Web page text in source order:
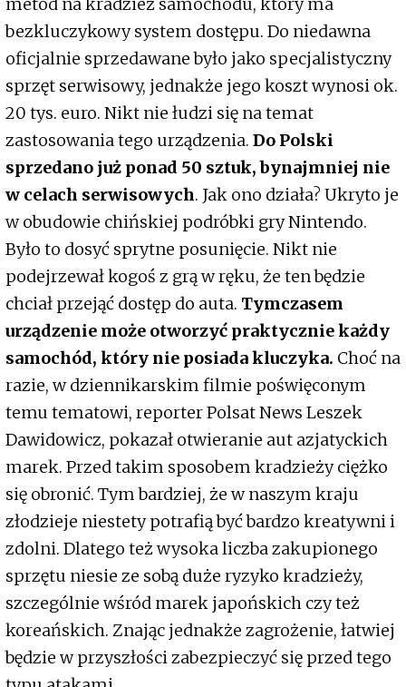
bezkluczykowy system dostępu. Do niedawna
oficjalnie sprzedawane było jako specjalistyczny
sprzęt serwisowy, jednakże jego koszt wynosi ok.
20 tys. euro. Nikt nie łudzi się na temat
zastosowania tego urządzenia. Do Polski
sprzedano już ponad 50 sztuk, bynajmniej nie
w celach serwisowych. Jak ono działa? Ukryto je
w obudowie chińskiej podróbki gry Nintendo.
Było to dosyć sprytne posunięcie. Nikt nie
podejrzewał kogoś z grą w ręku, że ten będzie
chciał przejąć dostęp do auta. Tymczasem
urządzenie może otworzyć praktycznie każdy
samochód, który nie posiada kluczyka. Choć na
razie, w dziennikarskim filmie poświęconym
temu tematowi, reporter Polsat News Leszek
Dawidowicz, pokazał otwieranie aut azjatyckich
marek. Przed takim sposobem kradzieży ciężko
się obronić. Tym bardziej, że w naszym kraju
złodzieje niestety potrafią być bardzo kreatywni i
zdolni. Dlatego też wysoka liczba zakupionego
sprzętu niesie ze sobą duże ryzyko kradzieży,
szczególnie wśród marek japońskich czy też
koreańskich. Znając jednakże zagrożenie, łatwiej
będzie w przyszłości zabezpieczyć się przed tego